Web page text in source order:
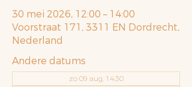
30 mei 2026, 12:00 – 14:00
Voorstraat 171, 3311 EN Dordrecht,
Nederland
Andere datums
zo 09 aug, 14:30